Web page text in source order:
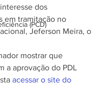
(PCD)
dos
em tramitação no
Jeferson Meira, o
mostrar que
a aprovação do PDL
acessar o site do